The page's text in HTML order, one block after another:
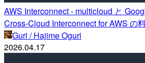
AWS Interconnect - multicloud と
Cross-Cloud Interconnect for AWS の
Guri / Hajime Oguri
2026.04.17